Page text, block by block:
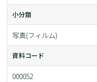
小分類
写真(フィルム)
資料コード
000052